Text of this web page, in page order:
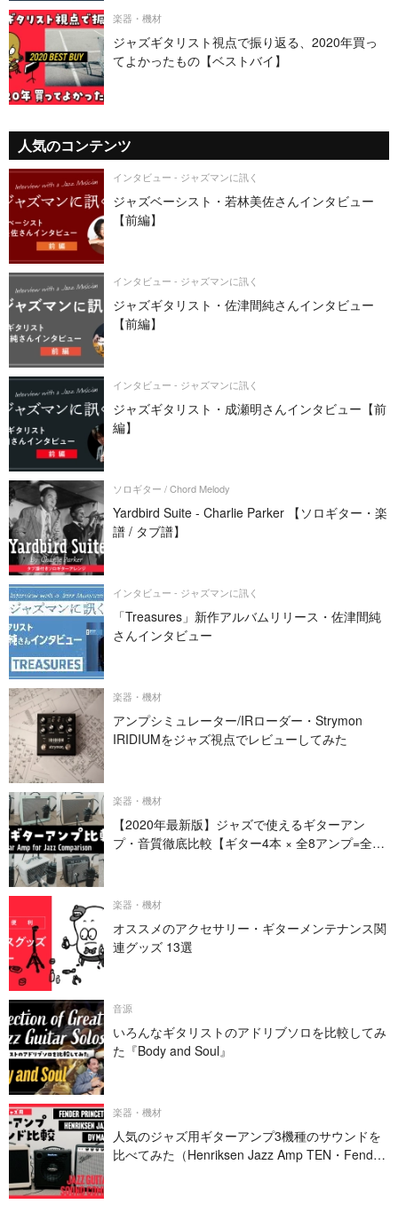
楽器・機材
ジャズギタリスト視点で振り返る、2020年買っ
てよかったもの【ベストバイ】
人気のコンテンツ
インタビュー - ジャズマンに訊く
ジャズベーシスト・若林美佐さんインタビュー
【前編】
インタビュー - ジャズマンに訊く
ジャズギタリスト・佐津間純さんインタビュー
【前編】
インタビュー - ジャズマンに訊く
ジャズギタリスト・成瀬明さんインタビュー【前
編】
ソロギター / Chord Melody
Yardbird Suite - Charlie Parker 【ソロギター・楽
譜 / タブ譜】
インタビュー - ジャズマンに訊く
「Treasures」新作アルバムリリース・佐津間純
さんインタビュー
楽器・機材
アンプシミュレーター/IRローダー・Strymon
IRIDIUMをジャズ視点でレビューしてみた
楽器・機材
【2020年最新版】ジャズで使えるギターアン
プ・音質徹底比較【ギター4本 × 全8アンプ=全32
楽器・機材
オススメのアクセサリー・ギターメンテナンス関
連グッズ 13選
音源
いろんなギタリストのアドリブソロを比較してみ
た『Body and Soul』
楽器・機材
人気のジャズ用ギターアンプ3機種のサウンドを
比べてみた（Henriksen Jazz Amp TEN・Fender